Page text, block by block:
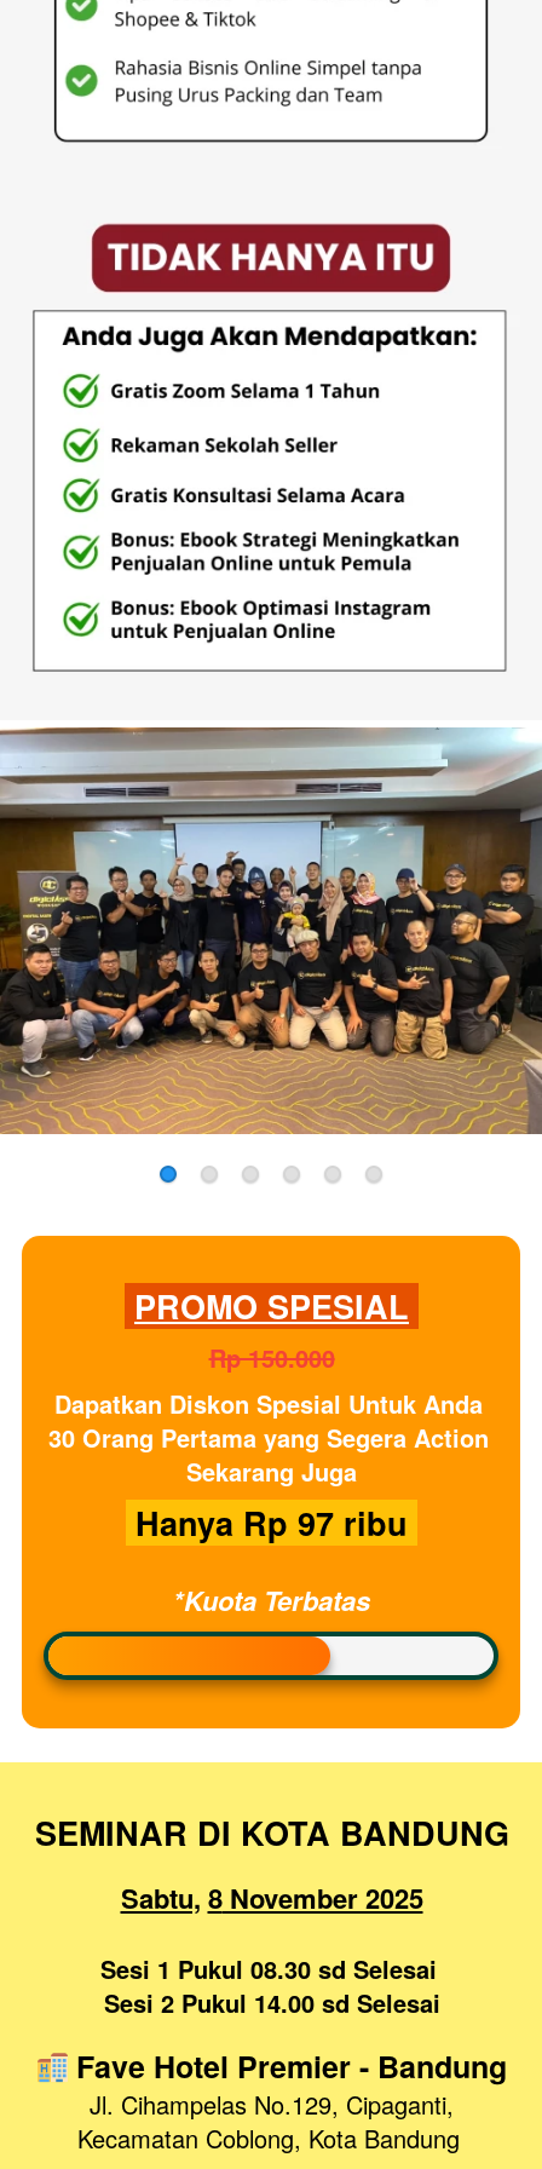
PROMO SPESIAL
Rp 150.000
Dapatkan Diskon Spesial Untuk Anda
30 Orang Pertama yang Segera Action
Sekarang Juga
Hanya Rp 97 ribu
*Kuota Terbatas
SEMINAR DI KOTA BANDUNG
Sabtu, 8 November 2025
Sesi 1 Pukul 08.30 sd Selesai
Sesi 2 Pukul 14.00 sd Selesai
Fave Hotel Premier - Bandung
Jl. Cihampelas No.129, Cipaganti,
Kecamatan Coblong, Kota Bandung